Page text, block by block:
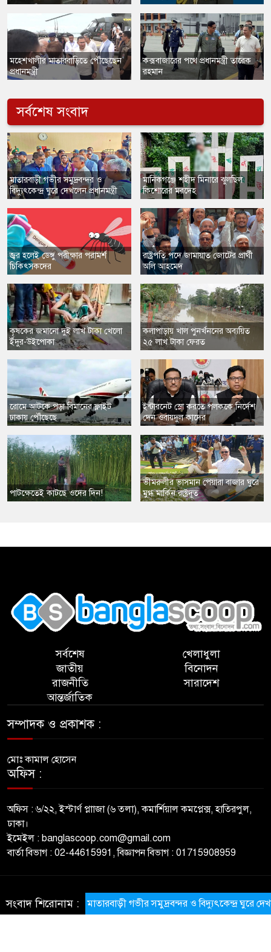
​মহেশখালীর মাতারবাড়িতে পৌঁছেছেন
প্রধানমন্ত্রী
কক্সবাজারের পথে প্রধানমন্ত্রী তারেক
রহমান
সর্বশেষ সংবাদ
​মাতারবাড়ী গভীর সমুদ্রবন্দর ও
বিদ্যুৎকেন্দ্র ঘুরে দেখলেন প্রধানমন্ত্রী
​জ্বর হলেই ডেঙ্গু পরীক্ষার পরামর্শ
চিকিৎসকদের
​কৃষকের জমানো দুই লাখ টাকা খেলো
ইঁদুর-উইপোকা
​রোমে আটকে পড়া বিমানের ফ্লাইট
ঢাকায় পৌঁছেছে
পাটক্ষেতেই কাটছে ওদের দিন!
​মানিকগঞ্জে শহীদ মিনারে ঝুলছিল
কিশোরের মরদেহ
রাষ্ট্রপতি পদে জামায়াত জোটের প্রার্থী
অলি আহমেদ
কলাপাড়ায় খাল পুনর্খননের অব্যয়িত
২৫ লাখ টাকা ফেরত
​ইন্টারনেট স্লো করতে পলককে নির্দেশ
দেন ওবায়দুল কাদের
​ভীমরুলীর ভাসমান পেয়ারা বাজার ঘুরে
মুগ্ধ মার্কিন রাষ্ট্রদূত
সর্বশেষ
জাতীয়
রাজনীতি
আন্তর্জাতিক
খেলাধুলা
বিনোদন
সারাদেশ
সম্পাদক ও প্রকাশক :
মোঃ কামাল হোসেন
অফিস :
অফিস : ৬/২২, ইস্টার্ণ প্লাাজা (৬ তলা), কমার্শিয়াল কমপ্লেক্স, হাতিরপুল,
ঢাকা।
ইমেইল : banglascoop.com@gmail.com
বার্তা বিভাগ : 02-44615991, বিজ্ঞাপন বিভাগ : 01715908959
© All rights reserved © BanglaScoop
NewsScript Developed BYThemesBazar.com
সংবাদ শিরোনাম :​মাতারবাড়ী গভীর সমুদ্রবন্দর ও বিদ্যুৎকেন্দ্র ঘুরে দেখলেন